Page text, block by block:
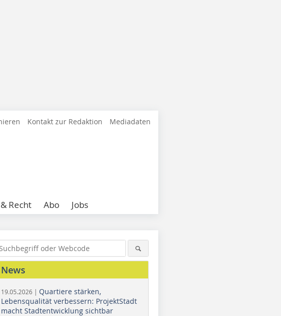
Kontakt zur Redaktion Mediadaten
Recht Abo Jobs
News
19.05.2026 | Quartiere stärken,
Lebensqualität verbessern: ProjektStadt
macht Stadtentwicklung sichtbar